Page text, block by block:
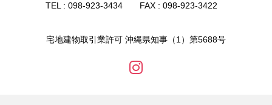
TEL : 098-923-3434 FAX : 098-923-3422
宅地建物取引業許可 沖縄県知事（1）第5688号